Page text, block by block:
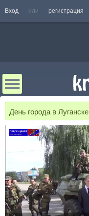
Вход или регистрация
День города в Луганске